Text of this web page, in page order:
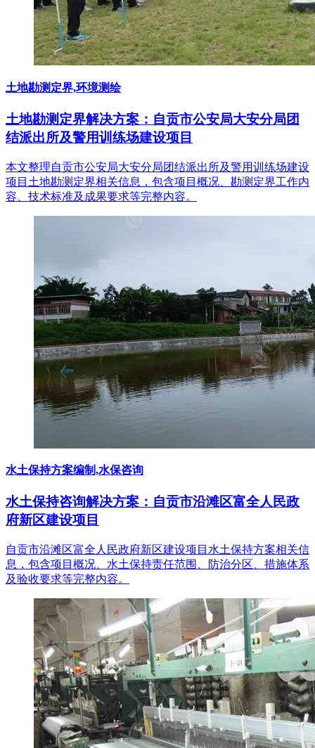
土地勘测定界,环境测绘
土地勘测定界解决方案：自贡市公安局大安分局团
结派出所及警用训练场建设项目
本文整理自贡市公安局大安分局团结派出所及警用训练场建设
项目土地勘测定界相关信息，包含项目概况、勘测定界工作内
容、技术标准及成果要求等完整内容。
水土保持方案编制,水保咨询
水土保持咨询解决方案：自贡市沿滩区富全人民政
府新区建设项目
自贡市沿滩区富全人民政府新区建设项目水土保持方案相关信
息，包含项目概况、水土保持责任范围、防治分区、措施体系
及验收要求等完整内容。